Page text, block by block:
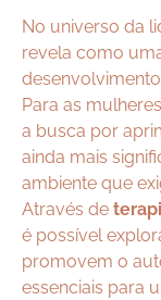
No universo da
revela como
Para as
a busca por
ainda mais
ambiente que
Através de
é possível
promovem o
essenciais para